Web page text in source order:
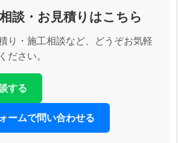
談・お見積りはこちら
り・施工相談など、どうぞお気軽
ださい。
する
ームで問い合わせる